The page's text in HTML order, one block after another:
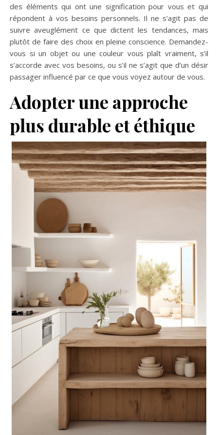
des éléments qui ont une signification pour vous et qui
répondent à vos besoins personnels. Il ne s’agit pas de
suivre aveuglément ce que dictent les tendances, mais
plutôt de faire des choix en pleine conscience. Demandez-
vous si un objet ou une couleur vous plaît vraiment, s’il
s’accorde avec vos besoins, ou s’il ne s’agit que d’un désir
passager influencé par ce que vous voyez autour de vous.
Adopter une approche
plus durable et éthique